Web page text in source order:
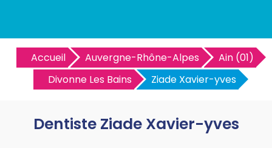
Accueil Auvergne-Rhône-Alpes
Ain (01)
Divonne Les Bains
Ziade Xavier-yves
Dentiste Ziade Xavier-yves